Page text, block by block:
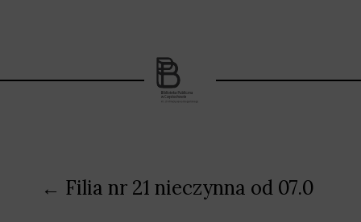
← Filia nr 21 nieczynna od 07.0